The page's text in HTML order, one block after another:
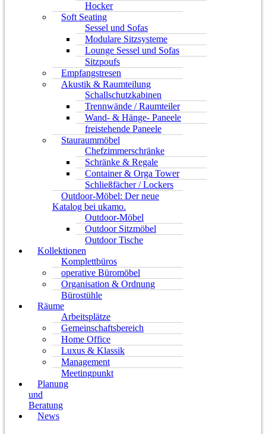
Hocker
Soft Seating
Sessel und Sofas
Modulare Sitzsysteme
Lounge Sessel und Sofas
Sitzpoufs
Empfangstresen
Akustik & Raumteilung
Schallschutzkabinen
Trennwände / Raumteiler
Wand- & Hänge- Paneele
freistehende Paneele
Stauraummöbel
Chefzimmerschränke
Schränke & Regale
Container & Orga Tower
Schließfächer / Lockers
Outdoor-Möbel: Der neue
Katalog bei ukamo.
Outdoor-Möbel
Outdoor Sitzmöbel
Outdoor Tische
Kollektionen
Komplettbüros
operative Büromöbel
Organisation & Ordnung
Bürostühle
Räume
Arbeitsplätze
Gemeinschaftsbereich
Home Office
Luxus & Klassik
Management
Meetingpunkt
Planung
und
Beratung
News